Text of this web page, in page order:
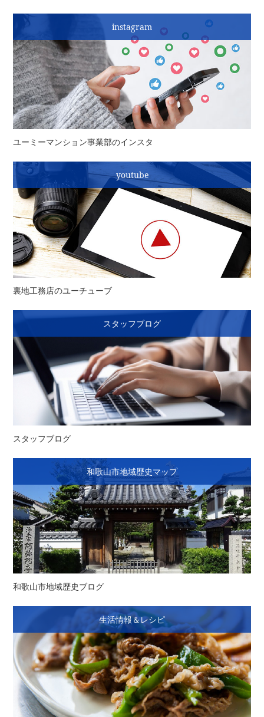
instagram
ユーミーマンション事業部のインスタ
youtube
裏地工務店のユーチューブ
スタッフブログ
スタッフブログ
和歌山市地域歴史マップ
和歌山市地域歴史ブログ
生活情報＆レシピ